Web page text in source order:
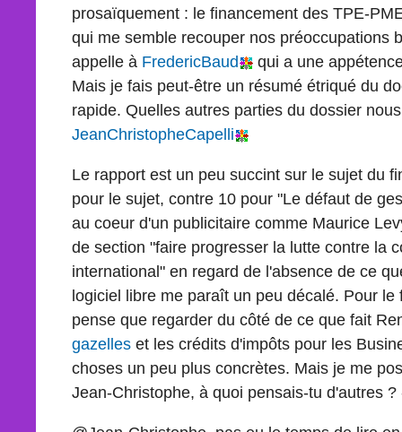
prosaïquement : le financement des TPE-
qui me semble recouper nos préoccupations
appelle à FredericBaud
qui a une
Mais je fais peut-être un résumé étriqué du
rapide. Quelles autres parties du dossier
JeanChristopheCapelli
Le rapport est un peu succint sur le sujet du
pour le sujet, contre 10 pour "Le défaut de
au coeur d'un publicitaire comme Maurice
de section "faire progresser la lutte contre la
international" en regard de l'absence de ce
logiciel libre me paraît un peu décalé. Pour
pense que regarder du côté de ce que fait
gazelles et les crédits d'impôts pour les
choses un peu plus concrètes. Mais je me
Jean-Christophe, à quoi pensais-tu d'autres